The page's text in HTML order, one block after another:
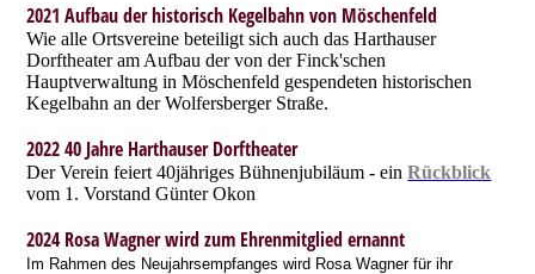
2021 Aufbau der historisch Kegelbahn von Möschenfeld
Wie alle Ortsvereine beteiligt sich auch das Harthauser
Dorftheater am Aufbau der von der Finck'schen
Hauptverwaltung in Möschenfeld gespendeten historischen
Kegelbahn an der Wolfersberger Straße.
2022 40 Jahre Harthauser Dorftheater
Der Verein feiert 40jähriges Bühnenjubiläum - einRückblick
vom 1. Vorstand Günter Okon
2024 Rosa Wagner wird zum Ehrenmitglied ernannt
Im Rahmen des Neujahrsempfanges wird Rosa Wagner für ihr